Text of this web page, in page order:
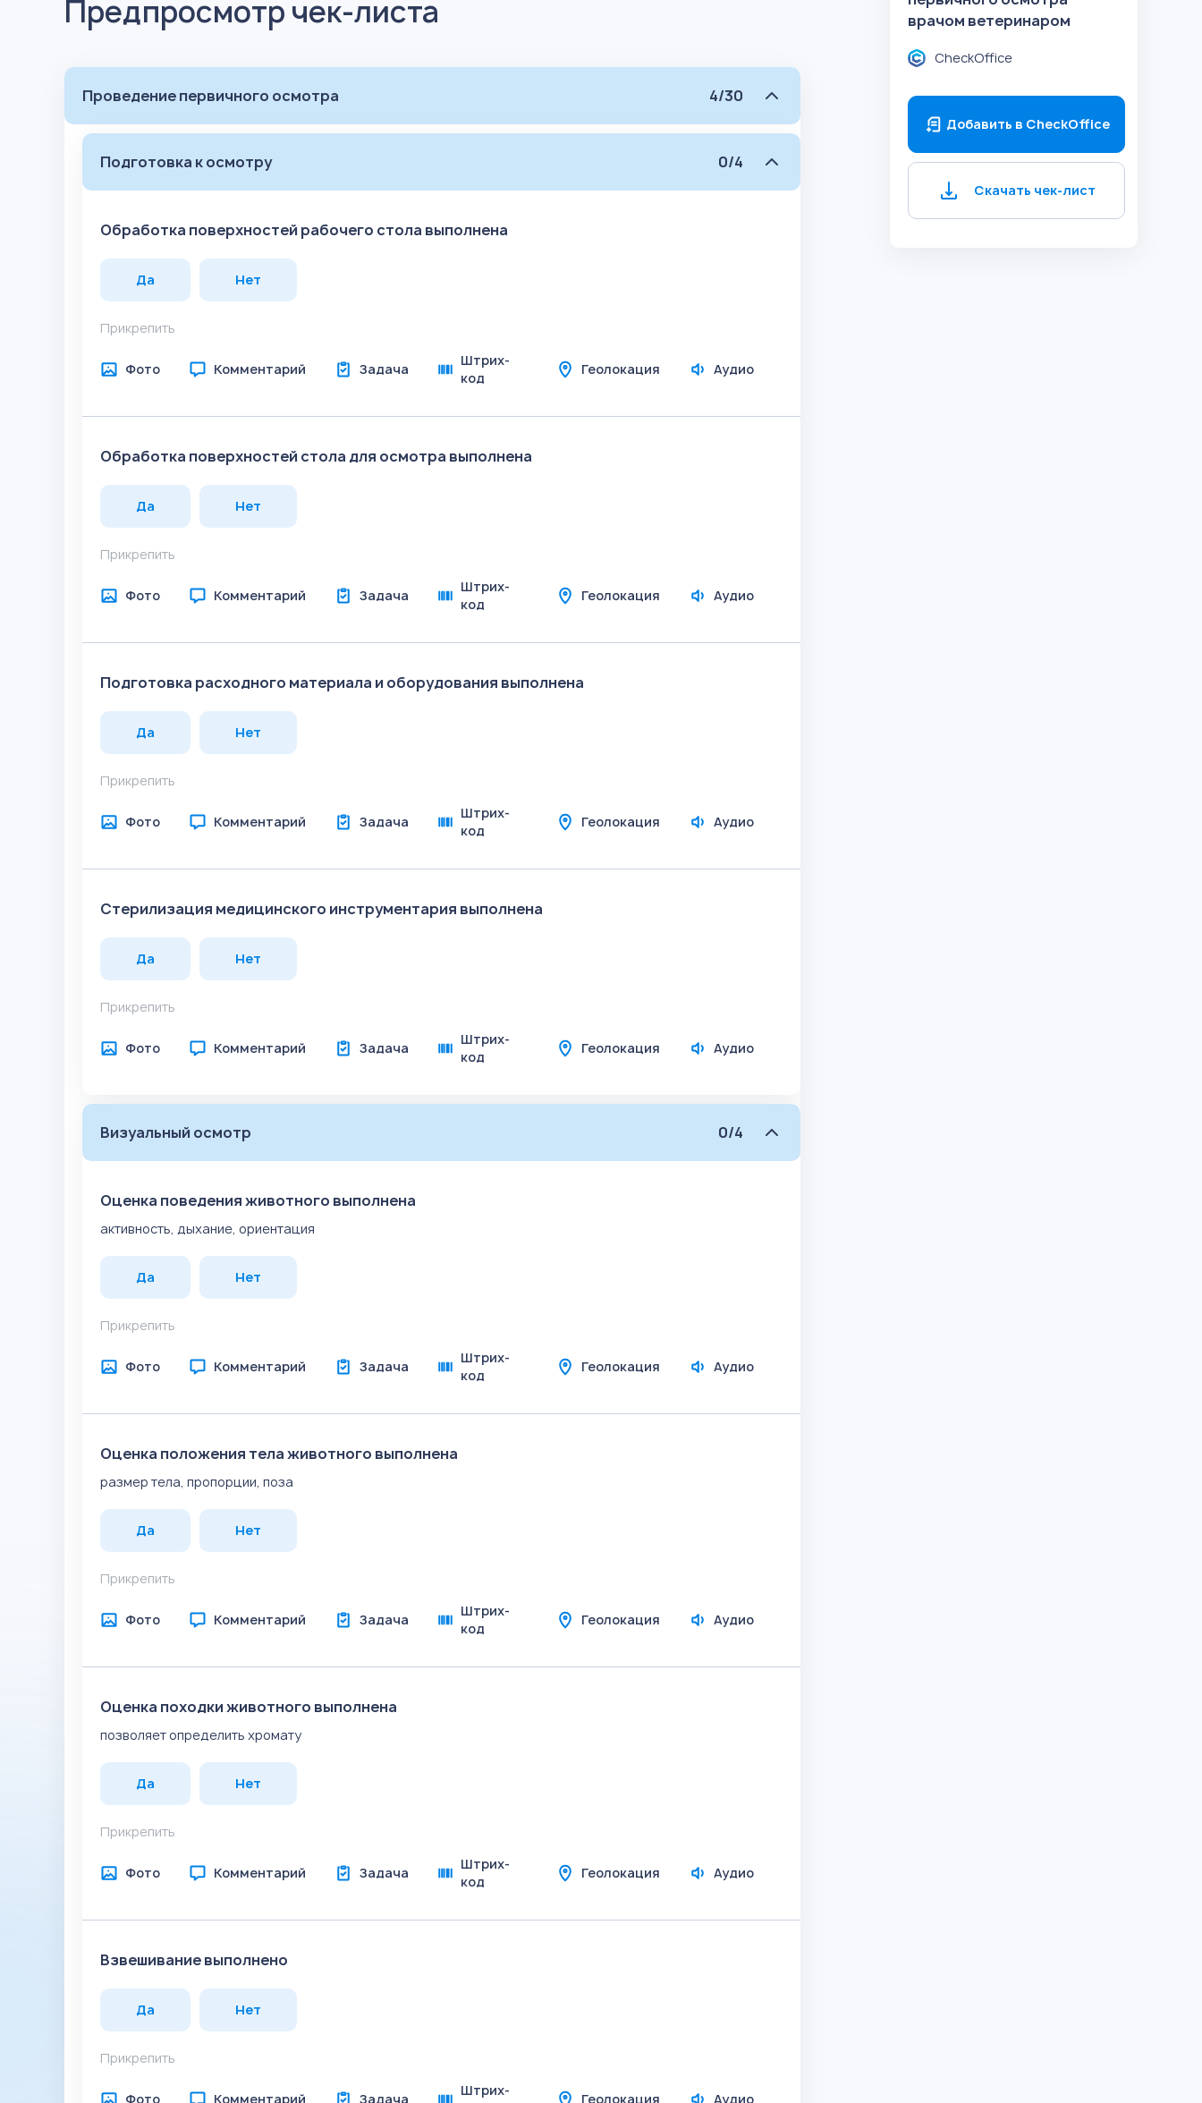
врачом ветеринаром
CheckOffice
Добавить в CheckOffice
Скачать чек-лист
Предпросмотр чек-листа
Проведение первичного осмотра 4/30
Подготовка к осмотру 0/4
Обработка поверхностей рабочего стола выполнена
Да Нет
Прикрепить
Фото Комментарий Задача
Штрих-
код
Геолокация Аудио
Обработка поверхностей стола для осмотра выполнена
Да Нет
Прикрепить
Фото Комментарий Задача
Штрих-
код
Геолокация Аудио
Подготовка расходного материала и оборудования выполнена
Да Нет
Прикрепить
Фото Комментарий Задача
Штрих-
код
Геолокация Аудио
Стерилизация медицинского инструментария выполнена
Да Нет
Прикрепить
Фото Комментарий Задача
Штрих-
код
Геолокация Аудио
Визуальный осмотр 0/4
Оценка поведения животного выполнена
активность, дыхание, ориентация
Да Нет
Прикрепить
Фото Комментарий Задача
Штрих-
код
Геолокация Аудио
Оценка положения тела животного выполнена
размер тела, пропорции, поза
Да Нет
Прикрепить
Фото Комментарий Задача
Штрих-
код
Геолокация Аудио
Оценка походки животного выполнена
позволяет определить хромату
Да Нет
Прикрепить
Фото Комментарий Задача
Штрих-
код
Геолокация Аудио
Взвешивание выполнено
Да Нет
Прикрепить
Фото Комментарий Задача
Штрих-
Геолокация Аудио